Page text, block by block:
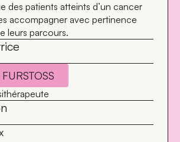
des patients atteints d’un cancer
accompagner avec pertinence
leurs parcours.